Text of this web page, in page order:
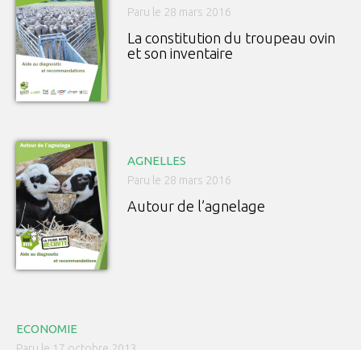
Paru le 28 mars 2016
La constitution du troupeau ovin
et son inventaire
AGNELLES
Paru le 28 mars 2016
Autour de l’agnelage
ECONOMIE